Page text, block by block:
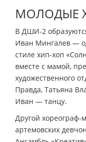
МОЛОДЫЕ
В ДШИ-2
Иван Мингалев —
стиле хип-хоп
вместе с мамой,
художественного
Правда, Татьяна
Иван — танцу.
Другой хореограф-
артемовских